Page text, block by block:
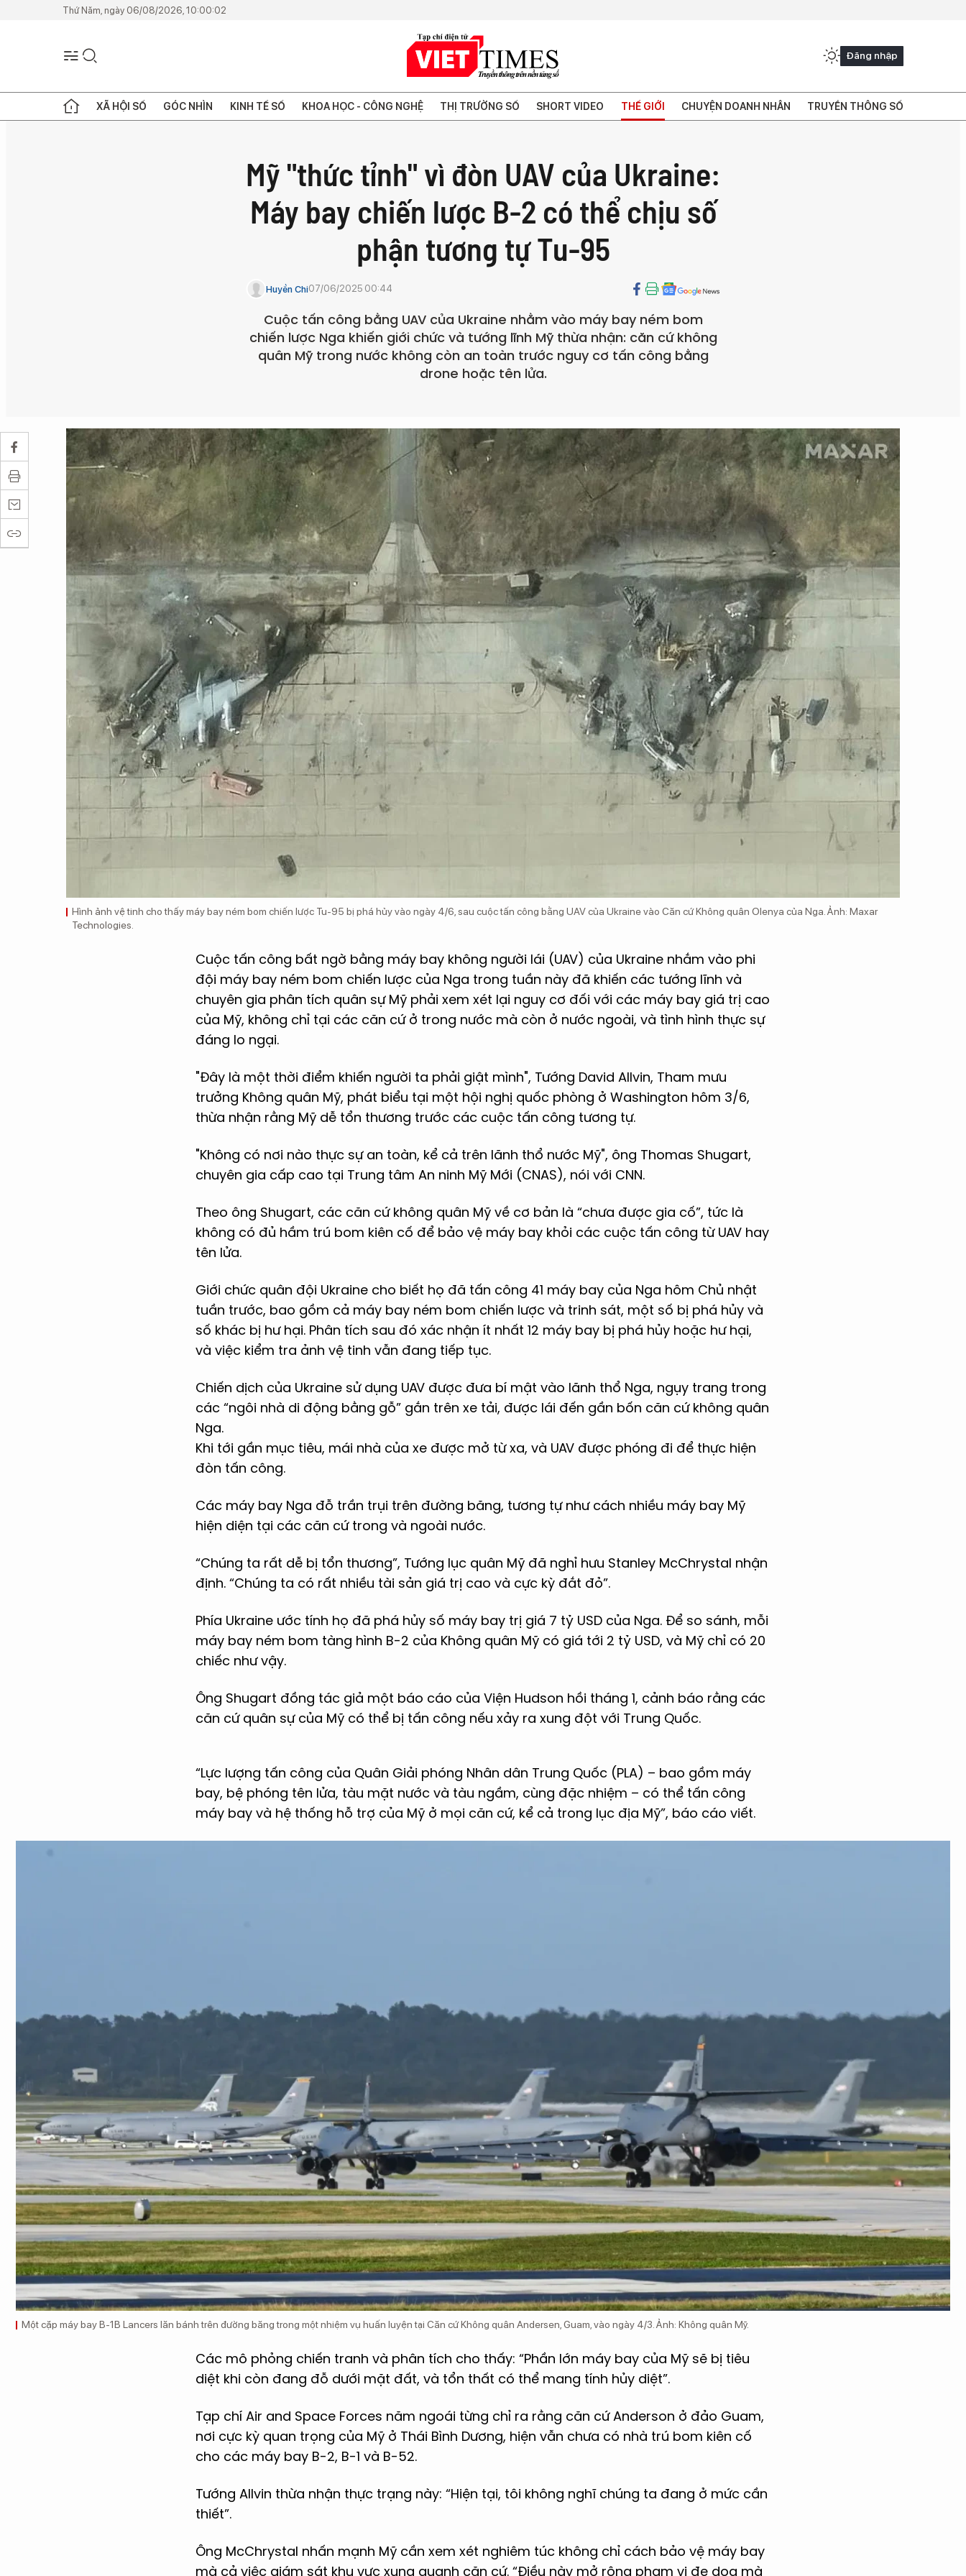
Thứ Năm, ngày 06/08/2026, 10:00:02
Đăng nhập
XÃ HỘI SỐ GÓC NHÌN KINH TẾ SỐ KHOA HỌC - CÔNG NGHỆ THỊ TRƯỜNG SỐ SHORT VIDEO THẾ GIỚI CHUYỆN DOANH NHÂN TRUYỀN THÔNG SỐ
Mỹ "thức tỉnh" vì đòn UAV của Ukraine:
Máy bay chiến lược B-2 có thể chịu số
phận tương tự Tu-95
Huyền Chi07/06/2025 00:44
Cuộc tấn công bằng UAV của Ukraine nhằm vào máy bay ném bom
chiến lược Nga khiến giới chức và tướng lĩnh Mỹ thừa nhận: căn cứ không
quân Mỹ trong nước không còn an toàn trước nguy cơ tấn công bằng
drone hoặc tên lửa.
Hình ảnh vệ tinh cho thấy máy bay ném bom chiến lược Tu-95 bị phá hủy vào ngày 4/6, sau cuộc tấn công bằng UAV của Ukraine vào Căn cứ Không quân Olenya của Nga. Ảnh: Maxar
Technologies.
Cuộc tấn công bất ngờ bằng máy bay không người lái (UAV) của Ukraine nhắm vào phi
đội máy bay ném bom chiến lược của Nga trong tuần này đã khiến các tướng lĩnh và
chuyên gia phân tích quân sự Mỹ phải xem xét lại nguy cơ đối với các máy bay giá trị cao
của Mỹ, không chỉ tại các căn cứ ở trong nước mà còn ở nước ngoài, và tình hình thực sự
đáng lo ngại.
"Đây là một thời điểm khiến người ta phải giật mình", Tướng David Allvin, Tham mưu
trưởng Không quân Mỹ, phát biểu tại một hội nghị quốc phòng ở Washington hôm 3/6,
thừa nhận rằng Mỹ dễ tổn thương trước các cuộc tấn công tương tự.
"Không có nơi nào thực sự an toàn, kể cả trên lãnh thổ nước Mỹ", ông Thomas Shugart,
chuyên gia cấp cao tại Trung tâm An ninh Mỹ Mới (CNAS), nói với CNN.
Theo ông Shugart, các căn cứ không quân Mỹ về cơ bản là “chưa được gia cố”, tức là
không có đủ hầm trú bom kiên cố để bảo vệ máy bay khỏi các cuộc tấn công từ UAV hay
tên lửa.
Giới chức quân đội Ukraine cho biết họ đã tấn công 41 máy bay của Nga hôm Chủ nhật
tuần trước, bao gồm cả máy bay ném bom chiến lược và trinh sát, một số bị phá hủy và
số khác bị hư hại. Phân tích sau đó xác nhận ít nhất 12 máy bay bị phá hủy hoặc hư hại,
và việc kiểm tra ảnh vệ tinh vẫn đang tiếp tục.
Chiến dịch của Ukraine sử dụng UAV được đưa bí mật vào lãnh thổ Nga, ngụy trang trong
các “ngôi nhà di động bằng gỗ” gắn trên xe tải, được lái đến gần bốn căn cứ không quân
Nga.
Khi tới gần mục tiêu, mái nhà của xe được mở từ xa, và UAV được phóng đi để thực hiện
đòn tấn công.
Các máy bay Nga đỗ trần trụi trên đường băng, tương tự như cách nhiều máy bay Mỹ
hiện diện tại các căn cứ trong và ngoài nước.
“Chúng ta rất dễ bị tổn thương”, Tướng lục quân Mỹ đã nghỉ hưu Stanley McChrystal nhận
định. “Chúng ta có rất nhiều tài sản giá trị cao và cực kỳ đắt đỏ”.
Phía Ukraine ước tính họ đã phá hủy số máy bay trị giá 7 tỷ USD của Nga. Để so sánh, mỗi
máy bay ném bom tàng hình B-2 của Không quân Mỹ có giá tới 2 tỷ USD, và Mỹ chỉ có 20
chiếc như vậy.
Ông Shugart đồng tác giả một báo cáo của Viện Hudson hồi tháng 1, cảnh báo rằng các
căn cứ quân sự của Mỹ có thể bị tấn công nếu xảy ra xung đột với Trung Quốc.
“Lực lượng tấn công của Quân Giải phóng Nhân dân Trung Quốc (PLA) – bao gồm máy
bay, bệ phóng tên lửa, tàu mặt nước và tàu ngầm, cùng đặc nhiệm – có thể tấn công
máy bay và hệ thống hỗ trợ của Mỹ ở mọi căn cứ, kể cả trong lục địa Mỹ”, báo cáo viết.
Một cặp máy bay B-1B Lancers lăn bánh trên đường băng trong một nhiệm vụ huấn luyện tại Căn cứ Không quân Andersen, Guam, vào ngày 4/3. Ảnh: Không quân Mỹ.
Các mô phỏng chiến tranh và phân tích cho thấy: “Phần lớn máy bay của Mỹ sẽ bị tiêu
diệt khi còn đang đỗ dưới mặt đất, và tổn thất có thể mang tính hủy diệt”.
Tạp chí Air and Space Forces năm ngoái từng chỉ ra rằng căn cứ Anderson ở đảo Guam,
nơi cực kỳ quan trọng của Mỹ ở Thái Bình Dương, hiện vẫn chưa có nhà trú bom kiên cố
cho các máy bay B-2, B-1 và B-52.
Tướng Allvin thừa nhận thực trạng này: “Hiện tại, tôi không nghĩ chúng ta đang ở mức cần
thiết”.
Ông McChrystal nhấn mạnh Mỹ cần xem xét nghiêm túc không chỉ cách bảo vệ máy bay
mà cả việc giám sát khu vực xung quanh căn cứ. “Điều này mở rộng phạm vi đe dọa mà